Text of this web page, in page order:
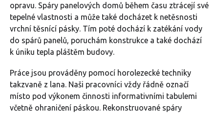
opravu. Spáry panelových domů během času ztrácejí své
tepelné vlastnosti a může také docházet k netěsnosti
vrchní těsnící pásky. Tím poté dochází k zatékání vody
do spárů panelů, poruchám konstrukce a také dochází
k úniku tepla pláštěm budovy.
Práce jsou prováděny pomocí horolezecké techniky
takzvaně z lana. Naši pracovníci vždy řádně označí
místo pod výkonem činnosti informativními tabulemi
včetně ohraničení páskou. Rekonstruované spáry